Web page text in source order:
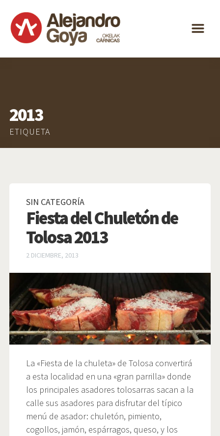
m
ALEJANDRO
GOYA
CONTACTO
ES
2013
ETIQUETA
SIN CATEGORÍA
Fiesta del Chuletón de
Tolosa 2013
2 DICIEMBRE, 2013
La «Fiesta de la chuleta» de Tolosa convertirá
a esta localidad en una «gran parrilla» donde
los principales asadores tolosarras sacan a la
calle sus asadores para disfrutar del típico
menú de asador: chuletón, pimiento,
cogollos, jamón, espárragos, queso, y los